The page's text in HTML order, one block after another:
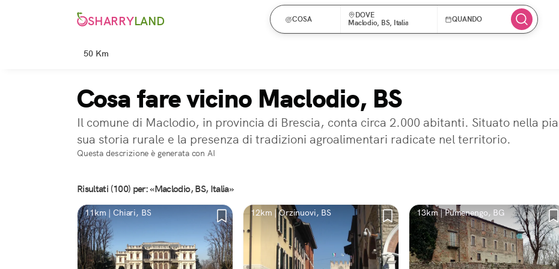
SHARRYLAND COSA
DOVE
Maclodio, BS, Italia
QUANDO
50 Km
Cosa fare vicino Maclodio, BS
Il comune di Maclodio, in provincia di Brescia, conta circa 2.000 abitanti. Situato nella
sua storia rurale e la presenza di tradizioni agroalimentari radicate nel territorio.
Questa descrizione è generata con AI
Risultati (100) per: «Maclodio, BS, Italia»
11km | Chiari, BS 12km | Orzinuovi, BS 13km | Pumenengo, BG